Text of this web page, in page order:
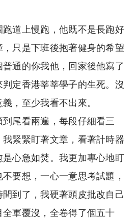
道上慢跑，他既不是長跑好
只是下班後抱著健身的希望
通的你我他，回家後他寫了
定香港莘莘學子的生死。沒
，至少我看不出來。
尾看兩遍，每段仔細看三
緊緊盯著文章，看著計時器
心急如焚。我更加專心地盯
要想，一心一意思考試題，
到了，我硬著頭皮批改自己
軍覆沒，全卷得了個五十